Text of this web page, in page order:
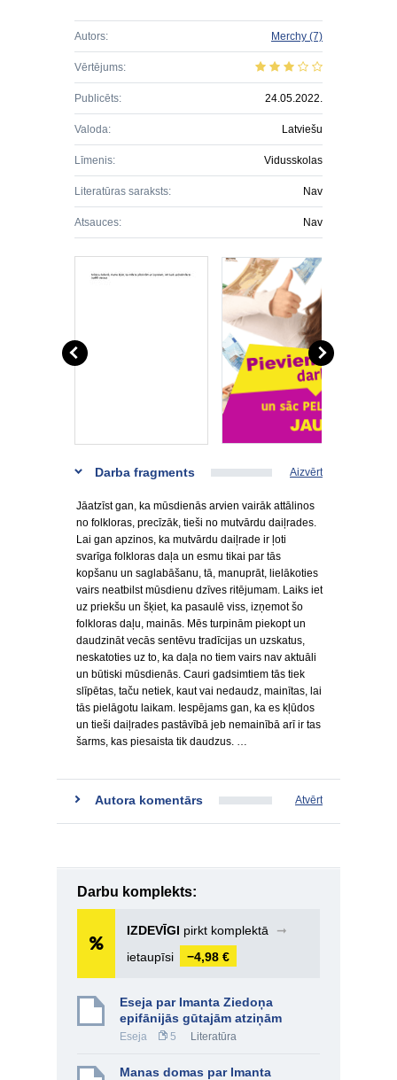
Autors: Merchy (7)
Vērtējums:
Publicēts: 24.05.2022.
Valoda: Latviešu
Līmenis: Vidusskolas
Literatūras saraksts: Nav
Atsauces: Nav
Darba fragments Aizvērt
Jāatzīst gan, ka mūsdienās arvien vairāk attālinos
no folkloras, precīzāk, tieši no mutvārdu daiļrades.
Lai gan apzinos, ka mutvārdu daiļrade ir ļoti
svarīga folkloras daļa un esmu tikai par tās
kopšanu un saglabāšanu, tā, manuprāt, lielākoties
vairs neatbilst mūsdienu dzīves ritējumam. Laiks iet
uz priekšu un šķiet, ka pasaulē viss, izņemot šo
folkloras daļu, mainās. Mēs turpinām piekopt un
daudzināt vecās sentēvu tradīcijas un uzskatus,
neskatoties uz to, ka daļa no tiem vairs nav aktuāli
un būtiski mūsdienās. Cauri gadsimtiem tās tiek
slīpētas, taču netiek, kaut vai nedaudz, mainītas, lai
tās pielāgotu laikam. Iespējams gan, ka es kļūdos
un tieši daiļrades pastāvībā jeb nemainībā arī ir tas
šarms, kas piesaista tik daudzus. …
Autora komentārs Atvērt
Darbu komplekts:
IZDEVĪGI pirkt komplektā
➞
ietaupīsi
−4,98 €
Eseja par Imanta Ziedoņa
epifānijās gūtajām atziņām
Eseja 5 Literatūra
Manas domas par Imanta